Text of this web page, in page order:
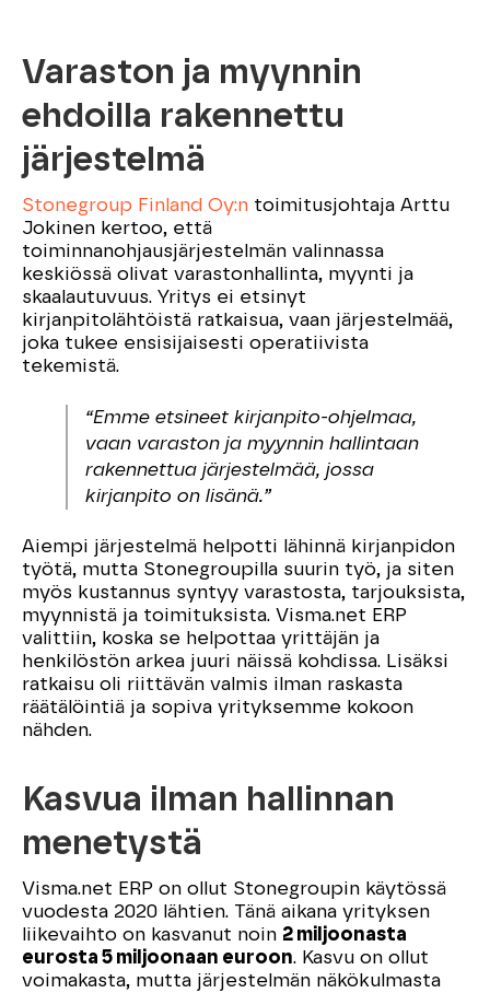
Varaston ja myynnin
ehdoilla rakennettu
järjestelmä
Stonegroup Finland Oy:n toimitusjohtaja Arttu
Jokinen kertoo, että
toiminnanohjausjärjestelmän valinnassa
keskiössä olivat varastonhallinta, myynti ja
skaalautuvuus. Yritys ei etsinyt
kirjanpitolähtöistä ratkaisua, vaan järjestelmää,
joka tukee ensisijaisesti operatiivista
tekemistä.
“Emme etsineet kirjanpito-ohjelmaa,
vaan varaston ja myynnin hallintaan
rakennettua järjestelmää, jossa
kirjanpito on lisänä.”
Aiempi järjestelmä helpotti lähinnä kirjanpidon
työtä, mutta Stonegroupilla suurin työ, ja siten
myös kustannus syntyy varastosta, tarjouksista,
myynnistä ja toimituksista. Visma.net ERP
valittiin, koska se helpottaa yrittäjän ja
henkilöstön arkea juuri näissä kohdissa. Lisäksi
ratkaisu oli riittävän valmis ilman raskasta
räätälöintiä ja sopiva yrityksemme kokoon
nähden.
Kasvua ilman hallinnan
menetystä
Visma.net ERP on ollut Stonegroupin käytössä
vuodesta 2020 lähtien. Tänä aikana yrityksen
liikevaihto on kasvanut noin 2 miljoonasta
eurosta 5 miljoonaan euroon. Kasvu on ollut
voimakasta, mutta järjestelmän näkökulmasta